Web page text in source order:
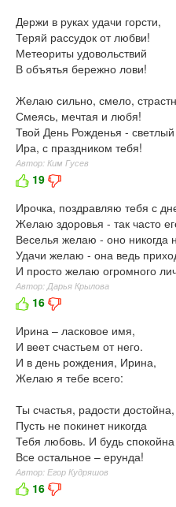
Держи в руках удачи горсти,
Теряй рассудок от любви!
Метеориты удовольствий
В объятья бережно лови!
Желаю сильно, смело,
Смеясь, мечтая и любя!
Твой День Рожденья - светлый
Ира, с праздником тебя!
Автор: Ким Гусев
19
Ирочка, поздравляю тебя с
Желаю здоровья - так часто
Веселья желаю - оно никогда
Удачи желаю - она ведь
И просто желаю огромного
Автор: Дарья Крылова
16
Ирина – ласковое имя,
И веет счастьем от него.
И в день рождения, Ирина,
Желаю я тебе всего:
Ты счастья, радости достойна,
Пусть не покинет никогда
Тебя любовь. И будь
Все остальное – ерунда!
Автор: Егор Кудряшов
16